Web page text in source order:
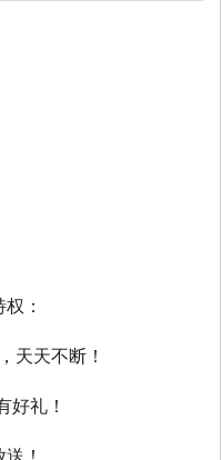
：
天天不断！
好礼！